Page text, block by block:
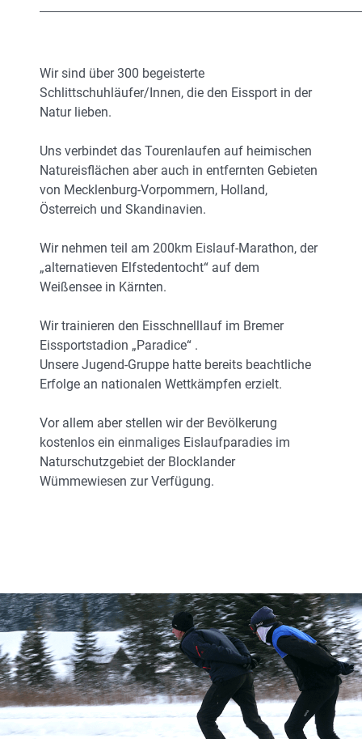
Wir sind über 300 begeisterte
Schlittschuhläufer/Innen, die den Eissport in der
Natur lieben.
Uns verbindet das Tourenlaufen auf heimischen
Natureisflächen aber auch in entfernten Gebieten
von Mecklenburg-Vorpommern, Holland,
Österreich und Skandinavien.
Wir nehmen teil am 200km Eislauf-Marathon, der
„alternatieven Elfstedentocht“ auf dem
Weißensee in Kärnten.
Wir trainieren den Eisschnelllauf im Bremer
Eissportstadion „Paradice“ .
Unsere Jugend-Gruppe hatte bereits beachtliche
Erfolge an nationalen Wettkämpfen erzielt.
Vor allem aber stellen wir der Bevölkerung
kostenlos ein einmaliges Eislaufparadies im
Naturschutzgebiet der Blocklander
Wümmewiesen zur Verfügung.